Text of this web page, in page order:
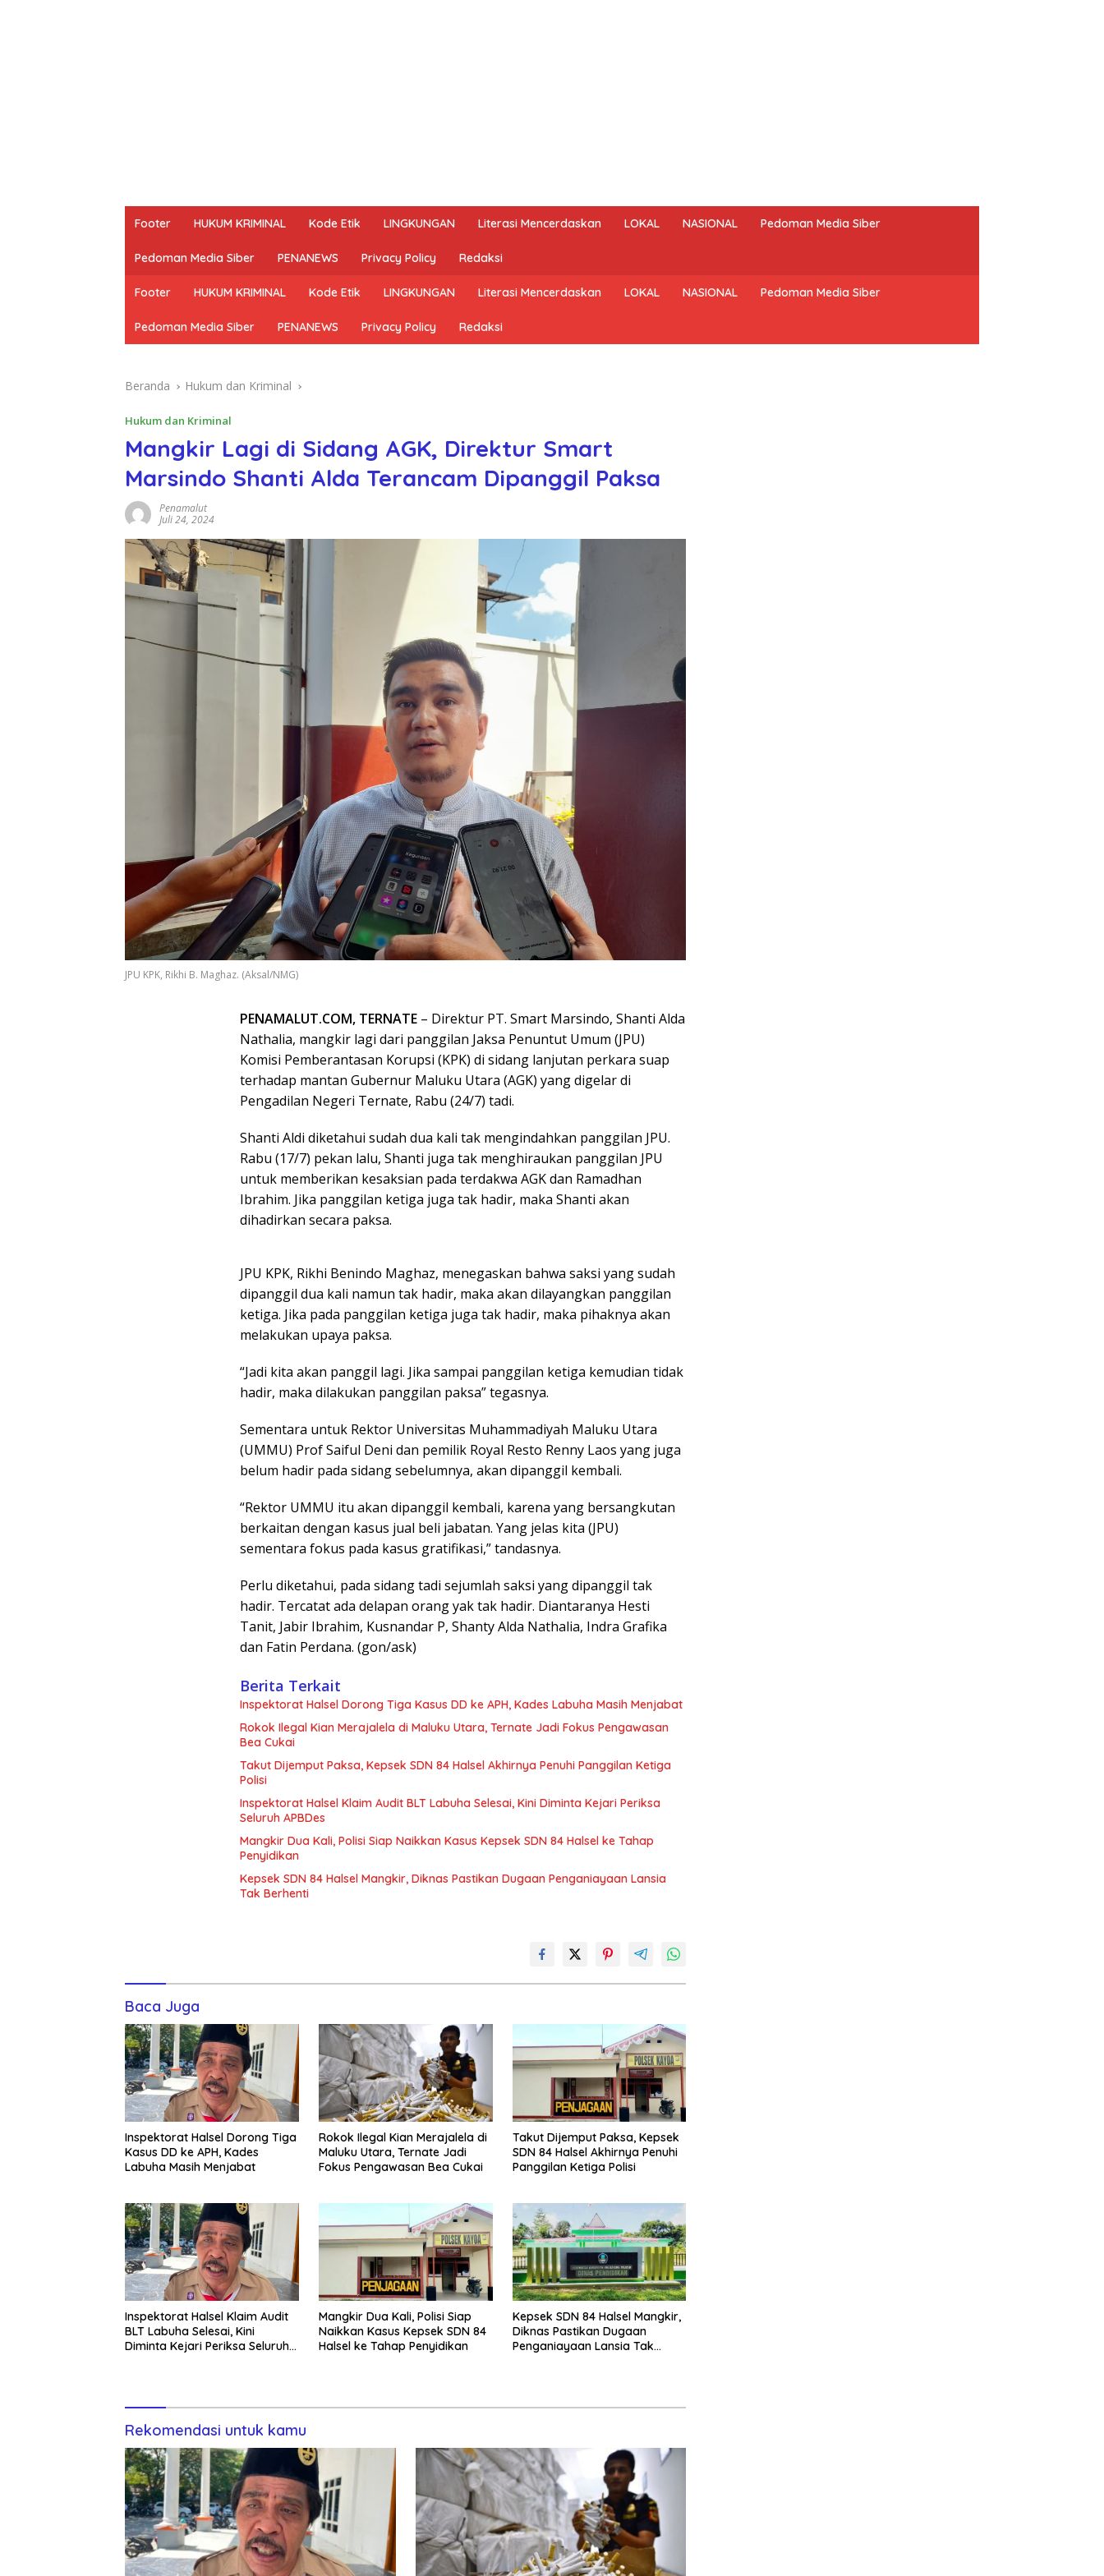
Footer HUKUM KRIMINAL Kode Etik LINGKUNGAN Literasi Mencerdaskan LOKAL NASIONAL Pedoman Media Siber
Pedoman Media Siber PENANEWS Privacy Policy Redaksi
Footer HUKUM KRIMINAL Kode Etik LINGKUNGAN Literasi Mencerdaskan LOKAL NASIONAL Pedoman Media Siber
Pedoman Media Siber PENANEWS Privacy Policy Redaksi
Beranda Hukum dan Kriminal
Hukum dan Kriminal
Mangkir Lagi di Sidang AGK, Direktur Smart
Marsindo Shanti Alda Terancam Dipanggil Paksa
Penamalut
Juli 24, 2024
JPU KPK, Rikhi B. Maghaz. (Aksal/NMG)
PENAMALUT.COM, TERNATE – Direktur PT. Smart Marsindo, Shanti Alda
Nathalia, mangkir lagi dari panggilan Jaksa Penuntut Umum (JPU)
Komisi Pemberantasan Korupsi (KPK) di sidang lanjutan perkara suap
terhadap mantan Gubernur Maluku Utara (AGK) yang digelar di
Pengadilan Negeri Ternate, Rabu (24/7) tadi.
Shanti Aldi diketahui sudah dua kali tak mengindahkan panggilan JPU.
Rabu (17/7) pekan lalu, Shanti juga tak menghiraukan panggilan JPU
untuk memberikan kesaksian pada terdakwa AGK dan Ramadhan
Ibrahim. Jika panggilan ketiga juga tak hadir, maka Shanti akan
dihadirkan secara paksa.
JPU KPK, Rikhi Benindo Maghaz, menegaskan bahwa saksi yang sudah
dipanggil dua kali namun tak hadir, maka akan dilayangkan panggilan
ketiga. Jika pada panggilan ketiga juga tak hadir, maka pihaknya akan
melakukan upaya paksa.
“Jadi kita akan panggil lagi. Jika sampai panggilan ketiga kemudian tidak
hadir, maka dilakukan panggilan paksa” tegasnya.
Sementara untuk Rektor Universitas Muhammadiyah Maluku Utara
(UMMU) Prof Saiful Deni dan pemilik Royal Resto Renny Laos yang juga
belum hadir pada sidang sebelumnya, akan dipanggil kembali.
“Rektor UMMU itu akan dipanggil kembali, karena yang bersangkutan
berkaitan dengan kasus jual beli jabatan. Yang jelas kita (JPU)
sementara fokus pada kasus gratifikasi,” tandasnya.
Perlu diketahui, pada sidang tadi sejumlah saksi yang dipanggil tak
hadir. Tercatat ada delapan orang yak tak hadir. Diantaranya Hesti
Tanit, Jabir Ibrahim, Kusnandar P, Shanty Alda Nathalia, Indra Grafika
dan Fatin Perdana. (gon/ask)
Berita Terkait
Inspektorat Halsel Dorong Tiga Kasus DD ke APH, Kades Labuha Masih Menjabat
Rokok Ilegal Kian Merajalela di Maluku Utara, Ternate Jadi Fokus Pengawasan
Bea Cukai
Takut Dijemput Paksa, Kepsek SDN 84 Halsel Akhirnya Penuhi Panggilan Ketiga
Polisi
Inspektorat Halsel Klaim Audit BLT Labuha Selesai, Kini Diminta Kejari Periksa
Seluruh APBDes
Mangkir Dua Kali, Polisi Siap Naikkan Kasus Kepsek SDN 84 Halsel ke Tahap
Penyidikan
Kepsek SDN 84 Halsel Mangkir, Diknas Pastikan Dugaan Penganiayaan Lansia
Tak Berhenti
Baca Juga
Inspektorat Halsel Dorong Tiga
Kasus DD ke APH, Kades
Labuha Masih Menjabat
Rokok Ilegal Kian Merajalela di
Maluku Utara, Ternate Jadi
Fokus Pengawasan Bea Cukai
Takut Dijemput Paksa, Kepsek
SDN 84 Halsel Akhirnya Penuhi
Panggilan Ketiga Polisi
Inspektorat Halsel Klaim Audit
BLT Labuha Selesai, Kini
Diminta Kejari Periksa Seluruh
Mangkir Dua Kali, Polisi Siap
Naikkan Kasus Kepsek SDN 84
Halsel ke Tahap Penyidikan
Kepsek SDN 84 Halsel Mangkir,
Diknas Pastikan Dugaan
Penganiayaan Lansia Tak
Rekomendasi untuk kamu